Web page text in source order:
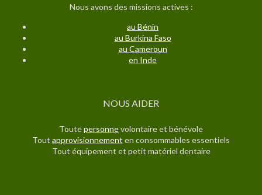
Nous avons des missions actives :
au Bénin
au Burkina Faso
au Cameroun
en Inde
NOUS AIDER
Toutepersonnevolontaire et bénévole
Tout approvisionnement en consommables essentiels
Tout équipement et petit matériel dentaire